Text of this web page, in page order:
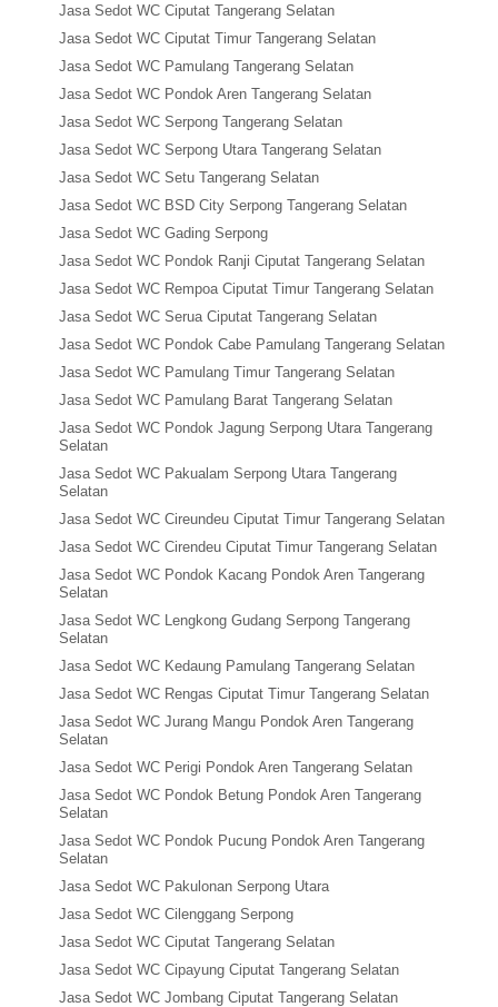
Jasa Sedot WC Ciputat Tangerang Selatan
Jasa Sedot WC Ciputat Timur Tangerang Selatan
Jasa Sedot WC Pamulang Tangerang Selatan
Jasa Sedot WC Pondok Aren Tangerang Selatan
Jasa Sedot WC Serpong Tangerang Selatan
Jasa Sedot WC Serpong Utara Tangerang Selatan
Jasa Sedot WC Setu Tangerang Selatan
Jasa Sedot WC BSD City Serpong Tangerang Selatan
Jasa Sedot WC Gading Serpong
Jasa Sedot WC Pondok Ranji Ciputat Tangerang Selatan
Jasa Sedot WC Rempoa Ciputat Timur Tangerang Selatan
Jasa Sedot WC Serua Ciputat Tangerang Selatan
Jasa Sedot WC Pondok Cabe Pamulang Tangerang Selatan
Jasa Sedot WC Pamulang Timur Tangerang Selatan
Jasa Sedot WC Pamulang Barat Tangerang Selatan
Jasa Sedot WC Pondok Jagung Serpong Utara Tangerang
Selatan
Jasa Sedot WC Pakualam Serpong Utara Tangerang
Selatan
Jasa Sedot WC Cireundeu Ciputat Timur Tangerang Selatan
Jasa Sedot WC Cirendeu Ciputat Timur Tangerang Selatan
Jasa Sedot WC Pondok Kacang Pondok Aren Tangerang
Selatan
Jasa Sedot WC Lengkong Gudang Serpong Tangerang
Selatan
Jasa Sedot WC Kedaung Pamulang Tangerang Selatan
Jasa Sedot WC Rengas Ciputat Timur Tangerang Selatan
Jasa Sedot WC Jurang Mangu Pondok Aren Tangerang
Selatan
Jasa Sedot WC Perigi Pondok Aren Tangerang Selatan
Jasa Sedot WC Pondok Betung Pondok Aren Tangerang
Selatan
Jasa Sedot WC Pondok Pucung Pondok Aren Tangerang
Selatan
Jasa Sedot WC Pakulonan Serpong Utara
Jasa Sedot WC Cilenggang Serpong
Jasa Sedot WC Ciputat Tangerang Selatan
Jasa Sedot WC Cipayung Ciputat Tangerang Selatan
Jasa Sedot WC Jombang Ciputat Tangerang Selatan